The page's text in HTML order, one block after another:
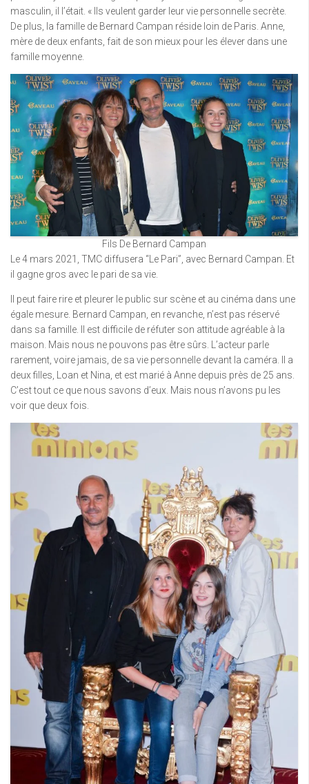
masculin, il l’était. « Ils veulent garder leur vie personnelle secrète.
De plus, la famille de Bernard Campan réside loin de Paris. Anne,
mère de deux enfants, fait de son mieux pour les élever dans une
famille moyenne.
Fils De Bernard Campan
Le 4 mars 2021, TMC diffusera “Le Pari”, avec Bernard Campan. Et
il gagne gros avec le pari de sa vie.
Il peut faire rire et pleurer le public sur scène et au cinéma dans une
égale mesure. Bernard Campan, en revanche, n’est pas réservé
dans sa famille. Il est difficile de réfuter son attitude agréable à la
maison. Mais nous ne pouvons pas être sûrs. L’acteur parle
rarement, voire jamais, de sa vie personnelle devant la caméra. Il a
deux filles, Loan et Nina, et est marié à Anne depuis près de 25 ans.
C’est tout ce que nous savons d’eux. Mais nous n’avons pu les
voir que deux fois.